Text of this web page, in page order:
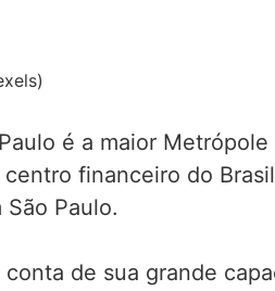
é a maior
financeiro do
Paulo.
conta de sua grande